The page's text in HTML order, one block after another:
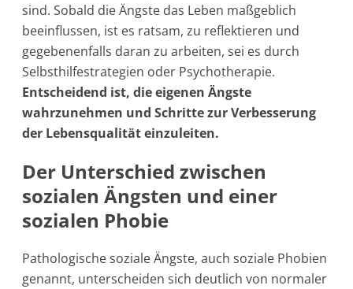
sind. Sobald die Ängste das Leben maßgeblich
beeinflussen, ist es ratsam, zu reflektieren und
gegebenenfalls daran zu arbeiten, sei es durch
Selbsthilfestrategien oder Psychotherapie.
Entscheidend ist, die eigenen Ängste
wahrzunehmen und Schritte zur Verbesserung
der Lebensqualität einzuleiten.
Der Unterschied zwischen
sozialen Ängsten und einer
sozialen Phobie
Pathologische soziale Ängste, auch soziale Phobien
genannt, unterscheiden sich deutlich von normaler